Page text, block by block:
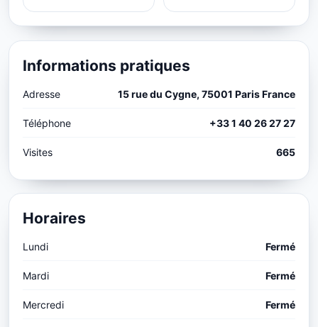
Informations pratiques
Adresse 15 rue du Cygne, 75001 Paris France
Téléphone +33 1 40 26 27 27
Visites 665
Horaires
Lundi Fermé
Mardi Fermé
Mercredi Fermé